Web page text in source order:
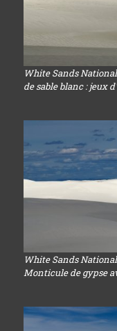
White Sands
de sable blanc : jeux
White Sands
Monticule de gypse